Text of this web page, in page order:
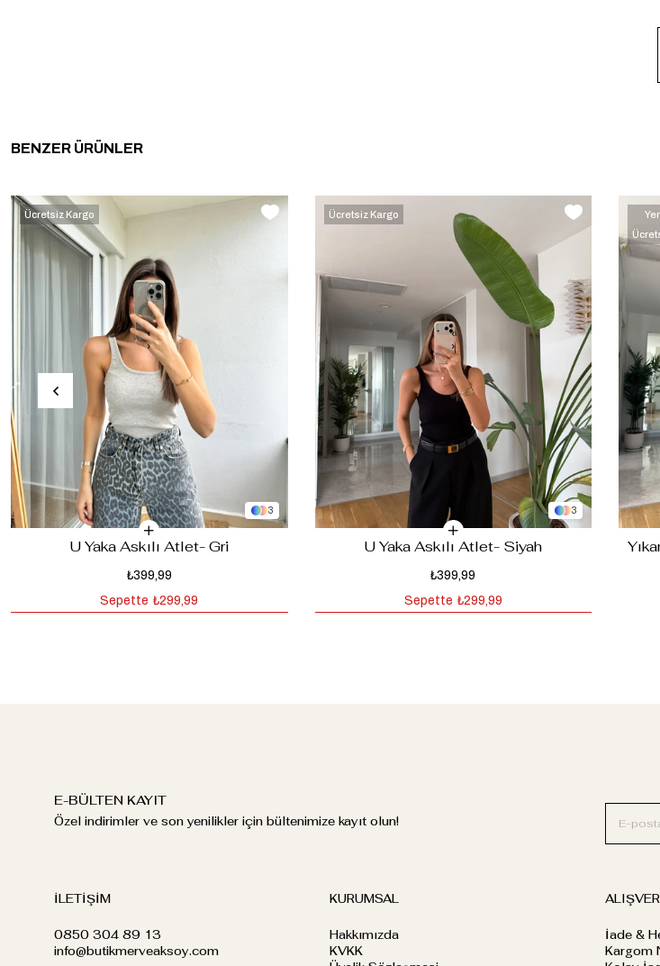
BENZER ÜRÜNLER
‹
›
3
U Yaka Askılı Atlet- Gri
₺399,99
Sepette ₺299,99
Ücretsiz Kargo
‹
›
3
U Yaka Askılı Atlet- Siyah
₺399,99
Sepette ₺299,99
Ücretsiz Kargo
E-BÜLTEN KAYIT
Özel indirimler ve son yenilikler için bültenimize kayıt olun!
İLETİŞİM
0850 304 89 13
info@butikmerveaksoy.com
KURUMSAL
Hakkımızda
KVKK
İade &
Kargom